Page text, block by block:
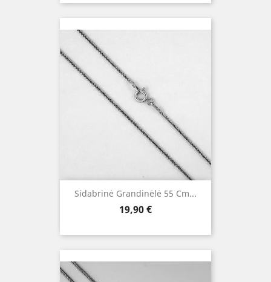
Sidabrinė Grandinėlė 55 Cm...
Kaina
19,90 €